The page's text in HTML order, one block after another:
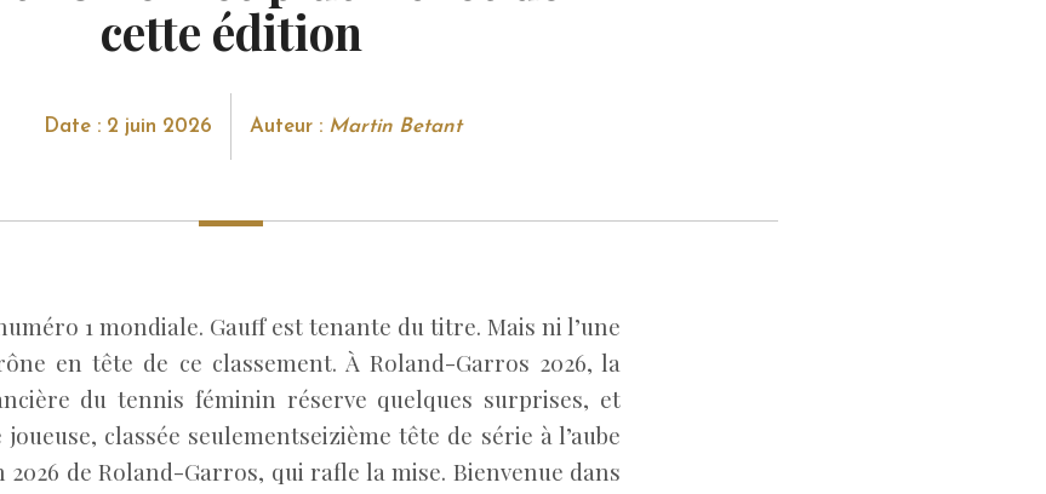
cette édition
Date : 2 juin 2026 Auteur : Martin Betant
1 mondiale. Gauff est tenante du titre. Mais ni l’une
en tête de ce classement. À Roland-Garros 2026, la
du tennis féminin réserve quelques surprises, et
joueuse, classée seulementseizième tête de série à l’aube
2026 de Roland-Garros, qui rafle la mise. Bienvenue dans